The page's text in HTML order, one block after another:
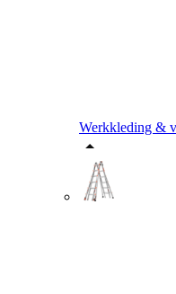
Werkkleding &